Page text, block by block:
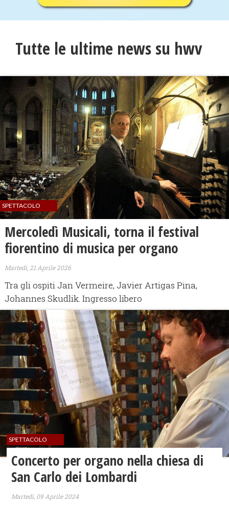
Tutte le ultime news su hwv
SPETTACOLO
Mercoledì Musicali, torna il festival
fiorentino di musica per organo
Martedì, 21 Aprile 2026
Tra gli ospiti Jan Vermeire, Javier Artigas Pina,
Johannes Skudlik. Ingresso libero
SPETTACOLO
Concerto per organo nella chiesa di
San Carlo dei Lombardi
Martedì, 09 Aprile 2024